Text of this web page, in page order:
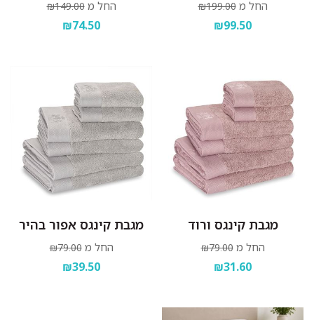
החל מ ₪199.00
₪99.50
החל מ ₪149.00
₪74.50
מגבת קינגס ורוד
החל מ ₪79.00
₪31.60
מגבת קינגס אפור בהיר
החל מ ₪79.00
₪39.50